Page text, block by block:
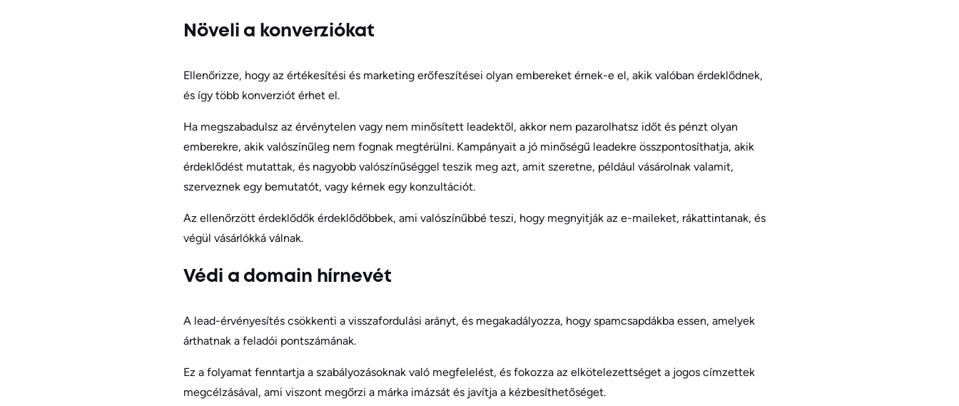
Növeli a konverziókat
Ellenőrizze, hogy az értékesítési és marketing erőfeszítései olyan embereket érnek-e el, akik valóban érdeklődnek,
és így több konverziót érhet el.
Ha megszabadulsz az érvénytelen vagy nem minősített leadektől, akkor nem pazarolhatsz időt és pénzt olyan
emberekre, akik valószínűleg nem fognak megtérülni. Kampányait a jó minőségű leadekre összpontosíthatja, akik
érdeklődést mutattak, és nagyobb valószínűséggel teszik meg azt, amit szeretne, például vásárolnak valamit,
szerveznek egy bemutatót, vagy kérnek egy konzultációt.
Az ellenőrzött érdeklődők érdeklődőbbek, ami valószínűbbé teszi, hogy megnyitják az e-maileket, rákattintanak, és
végül vásárlókká válnak.
Védi a domain hírnevét
A lead-érvényesítés csökkenti a visszafordulási arányt, és megakadályozza, hogy spamcsapdákba essen, amelyek
árthatnak a feladói pontszámának.
Ez a folyamat fenntartja a szabályozásoknak való megfelelést, és fokozza az elkötelezettséget a jogos címzettek
megcélzásával, ami viszont megőrzi a márka imázsát és javítja a kézbesíthetőséget.